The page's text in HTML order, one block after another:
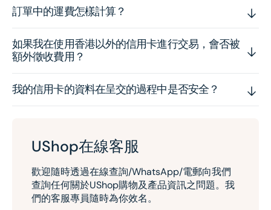
訂單中的運費怎樣計算？
如果我在使用香港以外的信用卡進行交易，會否被
額外徵收費用？
我的信用卡的資料在呈交的過程中是否安全？
UShop在線客服
歡迎隨時透過在線查詢/WhatsApp/電郵向我們
查詢任何關於UShop購物及產品資訊之問題。我
們的客服專員隨時為你效名。